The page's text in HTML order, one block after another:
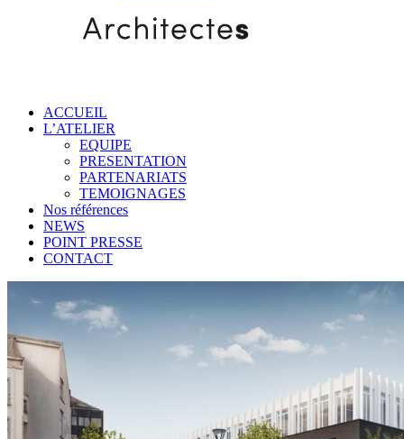
ACCUEIL
L’ATELIER
EQUIPE
PRESENTATION
PARTENARIATS
TEMOIGNAGES
Nos références
NEWS
POINT PRESSE
CONTACT